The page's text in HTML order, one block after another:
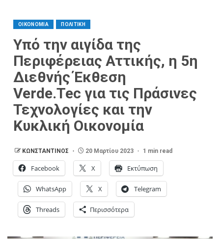
ΟΙΚΟΝΟΜΙΑ ΠΟΛΙΤΙΚΗ
Υπό την αιγίδα της
Περιφέρειας Αττικής, η 5η
Διεθνής Έκθεση
Verde.Tec για τις Πράσινες
Τεχνολογίες και την
Κυκλική Οικονομία
ΚΩΝΣΤΑΝΤΙΝΟΣ 20 Μαρτίου 2023 1 min read
Facebook X Εκτύπωση
WhatsApp X Telegram
Threads Περισσότερα